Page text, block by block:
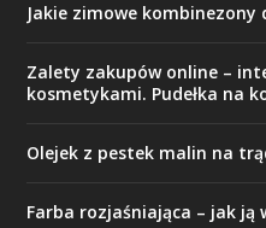
Jakie zimowe
Zalety zakupów online –
kosmetykami. Pudełka na
Olejek z pestek malin na
Farba rozjaśniająca – jak ją